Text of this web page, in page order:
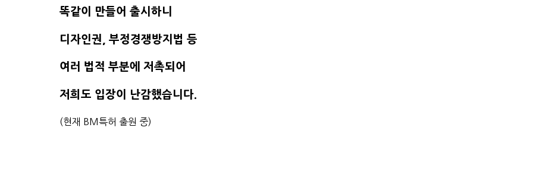
똑같이 만들어 출시하니
디자인권, 부정경쟁방지법 등
여러 법적 부분에 저촉되어
저희도 입장이 난감했습니다.
(현재 BM특허 출원 중)